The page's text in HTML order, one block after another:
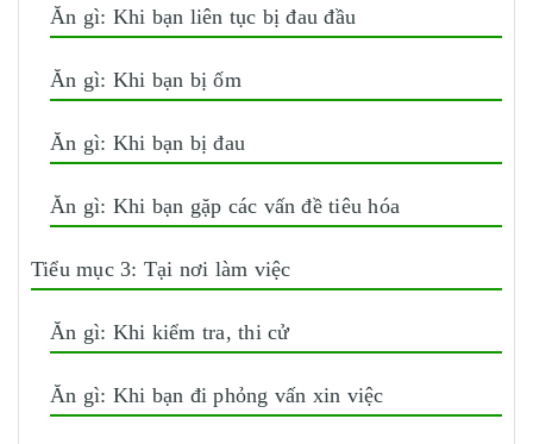
Ăn gì: Khi bạn liên tục bị đau đầu
Ăn gì: Khi bạn bị ốm
Ăn gì: Khi bạn bị đau
Ăn gì: Khi bạn gặp các vấn đề tiêu hóa
Tiểu mục 3: Tại nơi làm việc
Ăn gì: Khi kiểm tra, thi cử
Ăn gì: Khi bạn đi phỏng vấn xin việc